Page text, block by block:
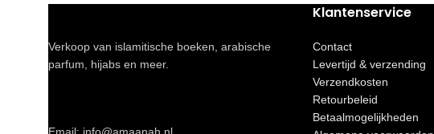
Verkoop van islamitische boeken, arabische
parfum, hijabs en meer.
Klantenservice
Contact
Levertijd & verzending
Verzendkosten
Retourbeleid
Betaalmogelijkheden